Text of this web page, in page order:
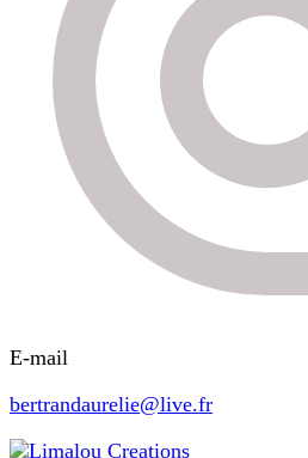
E-mail
bertrandaurelie@live.fr